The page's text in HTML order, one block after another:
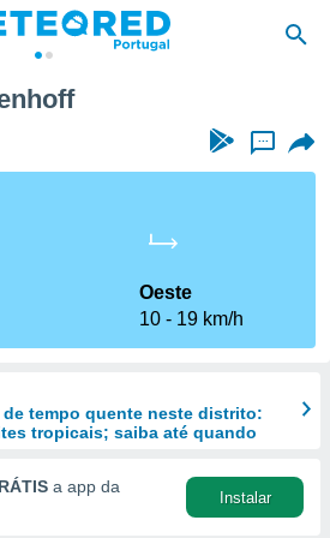
...
Oeste
10
19 km/h
de tempo quente neste distrito:
tropicais; saiba até quando
a app da
Instalar